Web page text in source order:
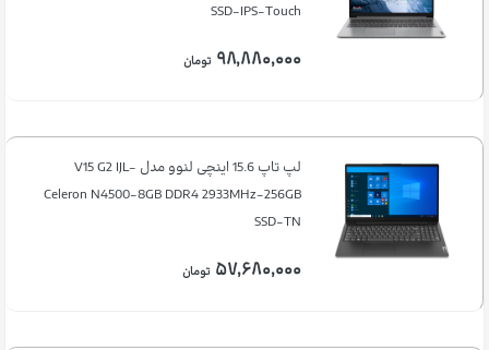
SSD-IPS-Touch
۹۸,۸۸۰,۰۰۰ تومان
لپ تاپ 15.6 اینچی لنوو مدل V15 G2 IJL-
Celeron N4500-8GB DDR4 2933MHz-256GB
SSD-TN
۵۷,۶۸۰,۰۰۰ تومان